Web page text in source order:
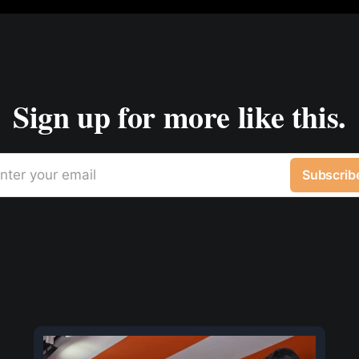
Sign up for more like this.
your email